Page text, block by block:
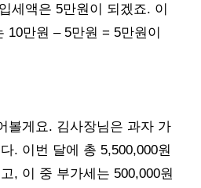
세액은 5만원이 되겠죠. 이
10만원 – 5만원 = 5만원이
볼게요. 김사장님은 과자 가
. 이번 달에 총 5,500,000원
, 이 중 부가세는 500,000원